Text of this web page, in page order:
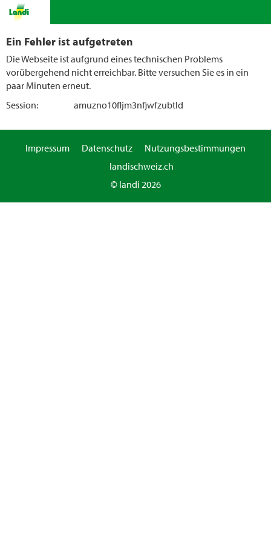
Ein Fehler ist aufgetreten
Die Webseite ist aufgrund eines technischen Problems
vorübergehend nicht erreichbar. Bitte versuchen Sie es in ein
paar Minuten erneut.
Session:
amuzno10fljm3nfjwfzubtld
Impressum Datenschutz
Nutzungsbestimmungen
landischweiz.ch
© landi 2026